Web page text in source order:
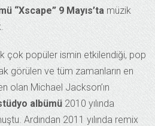
“Xscape” 9 Mayıs’ta müzik
çok popüler ismin etkilendiği, pop
görülen ve tüm zamanların en
olan Michael Jackson’ın
albümü 2010 yılında
Ardından 2011 yılında remix